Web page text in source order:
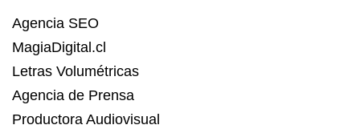
Agencia SEO
MagiaDigital.cl
Letras Volumétricas
Agencia de Prensa
Productora Audiovisual